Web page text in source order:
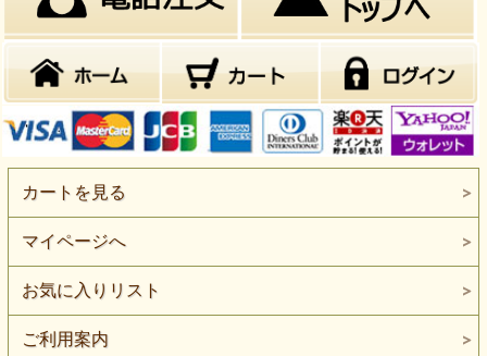
カートを見る
マイページへ
お気に入りリスト
ご利用案内